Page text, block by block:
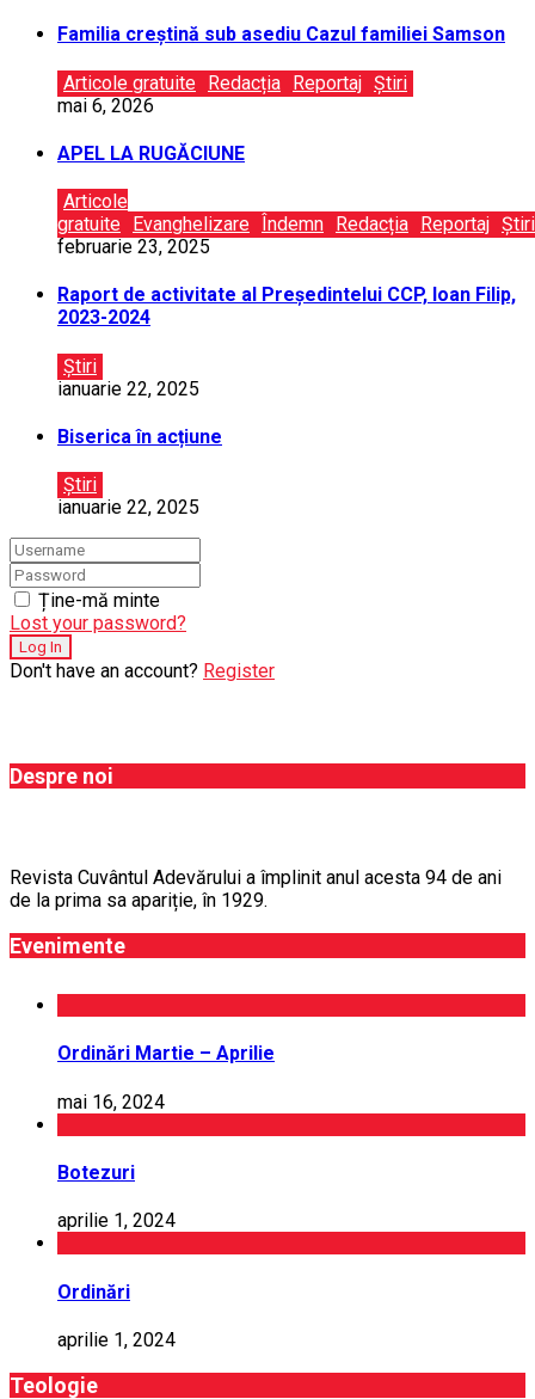
Familia creștină sub asediu Cazul familiei Samson
Articole gratuite Redacția Reportaj Știri
mai 6, 2026
APEL LA RUGĂCIUNE
Articole
gratuite Evanghelizare Îndemn Redacția Reportaj Știri
februarie 23, 2025
Raport de activitate al Președintelui CCP, Ioan Filip,
2023-2024
Știri
ianuarie 22, 2025
Biserica în acțiune
Știri
ianuarie 22, 2025
Ține-mă minte
Lost your password?
Don't have an account? Register
Despre noi
Revista Cuvântul Adevărului a împlinit anul acesta 94 de ani
de la prima sa apariție, în 1929.
Evenimente
Ordinări Martie – Aprilie
mai 16, 2024
Botezuri
aprilie 1, 2024
Ordinări
aprilie 1, 2024
Teologie